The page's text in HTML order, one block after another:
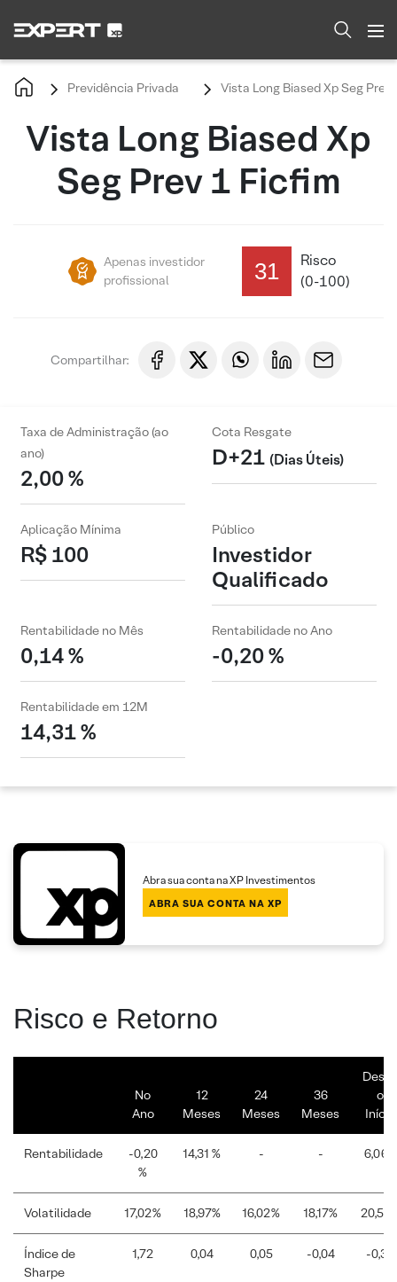
Previdência Privada Vista Long Biased Xp Seg Prev
Vista Long Biased Xp
Seg Prev 1 Ficfim
Apenas investidor
profissional
31
Risco
(0-100)
Compartilhar:
Taxa de Administração (ao
ano)
2,00 %
Cota Resgate
D+21 (Dias Úteis)
Aplicação Mínima
R$ 100
Público
Investidor
Qualificado
Rentabilidade no Mês
0,14 %
Rentabilidade no Ano
-0,20 %
Rentabilidade em 12M
14,31 %
Abra sua conta na XP Investimentos
ABRA SUA CONTA NA XP
Risco e Retorno
No
Ano
12
Meses
24
Meses
36
Meses
o
Início
Rentabilidade
-0,20
%
14,31 % - - 6,06%
Volatilidade 17,02% 18,97% 16,02% 18,17%
Índice de
Sharpe
1,72 0,04 0,05 -0,04 -0,33